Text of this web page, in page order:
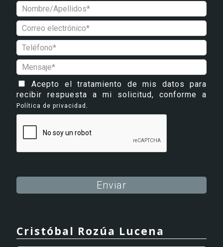
Acepto el tratamiento de mis datos para
recibir respuesta a mi solicitud, conforme a
Política de privacidad .
Cristóbal Rozúa Lucena